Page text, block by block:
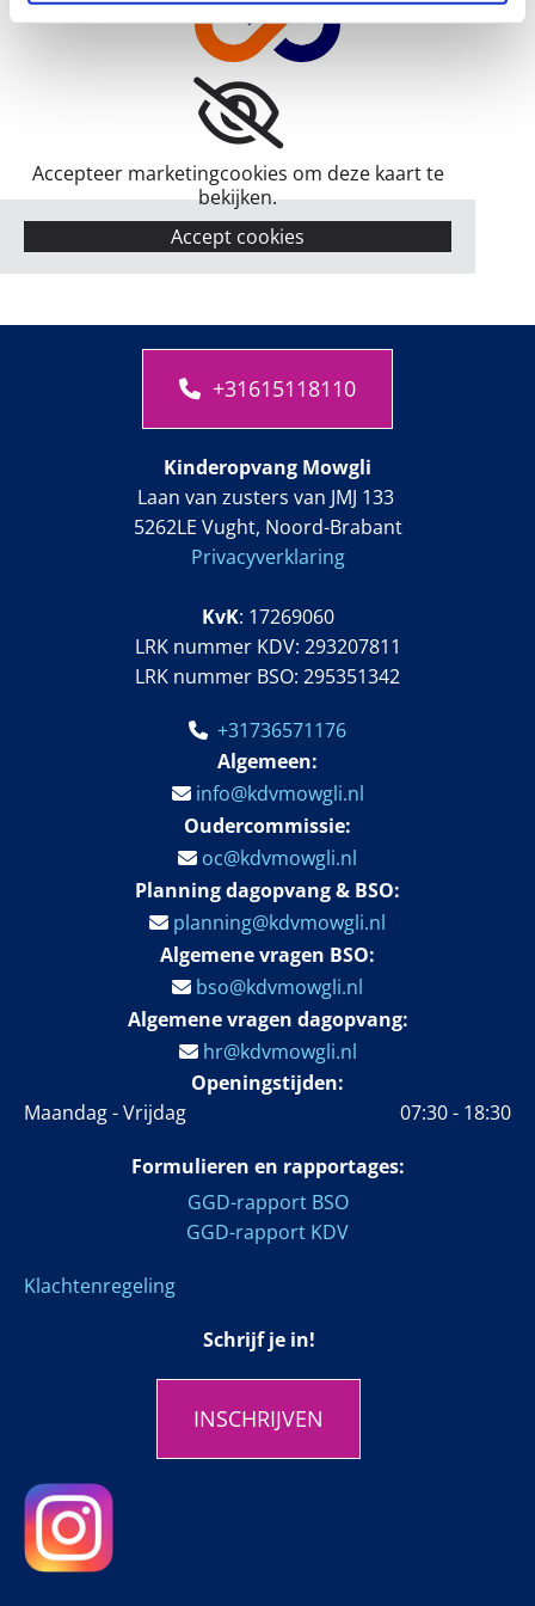
Accepteer marketingcookies om deze kaart te
bekijken.
Accept cookies
+31615118110
Kinderopvang Mowgli
Laan van zusters van JMJ 133
5262LE Vught, Noord-Brabant
Privacyverklaring
KvK: 17269060
LRK nummer KDV: 293207811
LRK nummer BSO: 295351342
 +31736571176
Algemeen:
 info@kdvmowgli.nl
Oudercommissie:
 oc@kdvmowgli.nl
Planning dagopvang & BSO:
 planning@kdvmowgli.nl
Algemene vragen BSO:
 bso@kdvmowgli.nl
Algemene vragen dagopvang:
hr@kdvmowgli.nl
Openingstijden:
Maandag - Vrijdag
07:30 - 18:30
Formulieren en rapportages:
GGD-rapport BSO
GGD-rapport KDV
Klachtenregeling
Schrijf je in!
INSCHRIJVEN